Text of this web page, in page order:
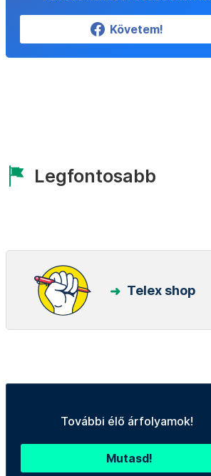
Követem!
Legfontosabb
Telex shop
További élő árfolyamok!
Mutasd!